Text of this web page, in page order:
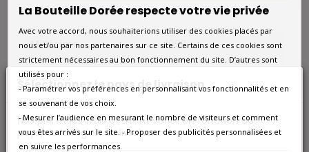
Sélectionnez le pays de livraison
Nos prix et les frais peuvent varier en fonction du
pays/de la région de livraison.
Millésime 1993
Format
Qté/Colis
Pays France
La Bouteille Dorée respecte votre vie privée
Avec votre accord, nous souhaiterions utiliser des cookies placés par
nous et/ou par nos partenaires sur ce site. Certains de ces cookies sont
strictement nécessaires au bon fonctionnement du site. D’autres sont
utilisés pour :
- Paramétrer vos préférences en personnalisant vos fonctionnalités et en
se souvenant de vos choix.
- Mesurer l’audience en mesurant le nombre de visiteurs et comment
vous êtes arrivés sur le site. - Proposer des publicités personnalisées et
en suivre les performances.